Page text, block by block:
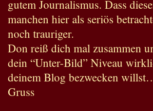
gutem Journalismus. Dass
manchen hier als seriös
noch trauriger.
Don reiß dich mal zusammen
dein “Unter-Bild” Niveau
deinem Blog bezwecken
Gruss